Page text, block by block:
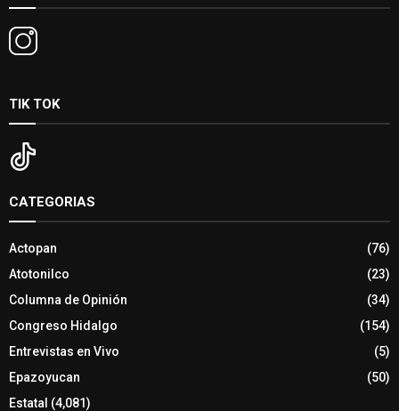
TIK TOK
CATEGORIAS
Actopan
(76)
Atotonilco
(23)
Columna de Opinión
(34)
Congreso Hidalgo
(154)
Entrevistas en Vivo
(5)
Epazoyucan
(50)
Estatal (4,081)